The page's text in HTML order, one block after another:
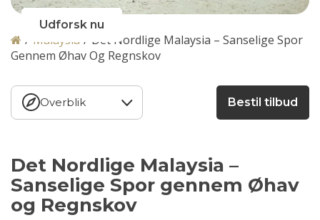
Udforsk nu
/ Malaysia / Det Nordlige Malaysia – Sanselige Spor
Gennem Øhav Og Regnskov
Overblik Bestil tilbud
Det Nordlige Malaysia –
Sanselige Spor gennem Øhav
og Regnskov